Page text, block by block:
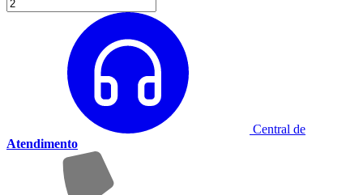
Central de
Atendimento